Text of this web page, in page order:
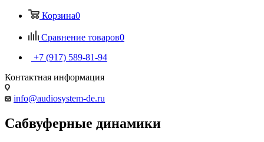
Корзина0
Сравнение товаров0
+7 (917) 589-81-94
Контактная информация
info@audiosystem-de.ru
Сабвуферные динамики